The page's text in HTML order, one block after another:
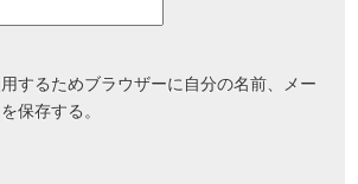
するためブラウザーに自分の名前、メー
保存する。